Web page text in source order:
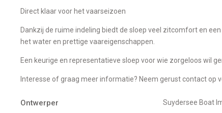
Direct klaar voor het vaarseizoen
Dankzij de ruime indeling biedt de sloep veel zitcomfort en
het water en prettige vaareigenschappen.
Een keurige en representatieve sloep voor wie zorgeloos wil
Interesse of graag meer informatie? Neem gerust contact op
Ontwerper Suydersee Boat